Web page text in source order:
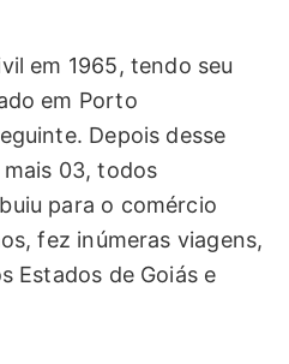
em 1965, tendo seu
em Porto
Depois desse
03, todos
para o comércio
fez inúmeras viagens,
Estados de Goiás e